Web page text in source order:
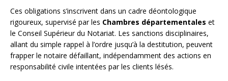
Ces obligations s’inscrivent dans un cadre déontologique
rigoureux, supervisé par les Chambres départementales et
le Conseil Supérieur du Notariat. Les sanctions disciplinaires,
allant du simple rappel à l’ordre jusqu’à la destitution, peuvent
frapper le notaire défaillant, indépendamment des actions en
responsabilité civile intentées par les clients lésés.